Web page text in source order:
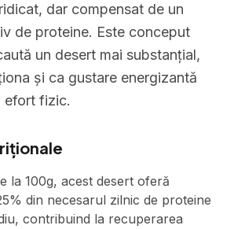
dar compensat de un
de proteine. Este conceput
un desert mai substanțial,
și ca gustare energizantă
efort fizic.
la 100g, acest desert oferă
din necesarul zilnic de proteine
contribuind la recuperarea